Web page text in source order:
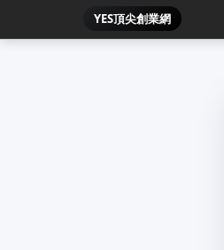
YES頂尖創業網